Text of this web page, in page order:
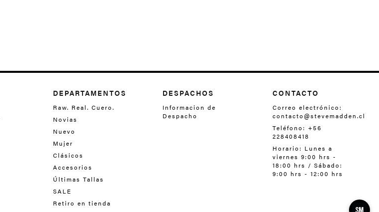
DEPARTAMENTOS
Raw. Real. Cuero.
Novias
Nuevo
Mujer
Clásicos
Accesorios
Últimas Tallas
SALE
Retiro en tienda
DESPACHOS
Informacion de
Despacho
CONTACTO
Correo electrónico:
contacto@stevemadden.cl
Teléfono: +56
228408418‬
Horario: Lunes a
viernes 9:00 hrs -
18:00 hrs / Sábado:
9:00 hrs - 12:00 hrs